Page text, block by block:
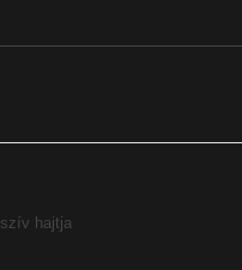
szív hajtja